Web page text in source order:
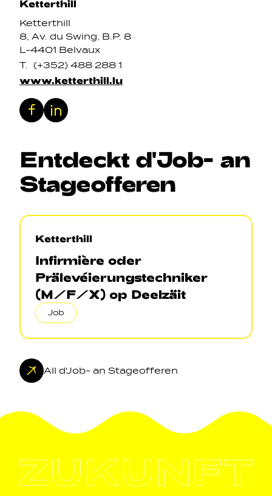
Ketterthill
Ketterthill
8, Av. du Swing, B.P. 8
L-4401 Belvaux
T.
(+352) 488 288 1
www.ketterthill.lu
Facebook
LinkedIn
Entdeckt d'Job- an
Stageofferen
Ketterthill
Infirmière oder
Prälevéierungstechniker
(M/F/X) op Deelzäit
Job
All d'Job- an Stageofferen